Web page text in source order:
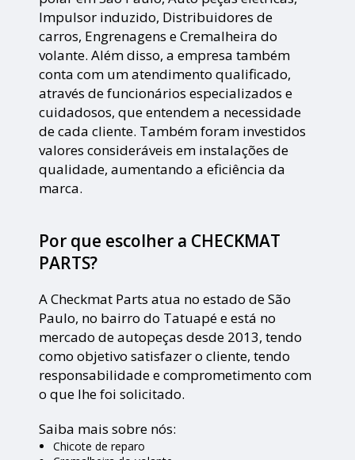
Impulsor induzido, Distribuidores de
carros, Engrenagens e Cremalheira do
volante. Além disso, a empresa também
conta com um atendimento qualificado,
através de funcionários especializados e
cuidadosos, que entendem a necessidade
de cada cliente. Também foram investidos
valores consideráveis em instalações de
qualidade, aumentando a eficiência da
marca.
Por que escolher a CHECKMAT
PARTS?
A Checkmat Parts atua no estado de São
Paulo, no bairro do Tatuapé e está no
mercado de autopeças desde 2013, tendo
como objetivo satisfazer o cliente, tendo
responsabilidade e comprometimento com
o que lhe foi solicitado.
Saiba mais sobre nós:
Chicote de reparo